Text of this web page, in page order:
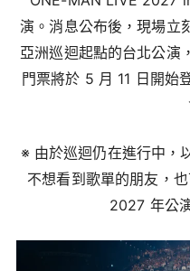
演。消息公布後，現場立
亞洲巡迴起點的台北公演
門票將於 5 月 11 日開始
※ 由於巡迴仍在進行中，
不想看到歌單的朋友，
2027 年公